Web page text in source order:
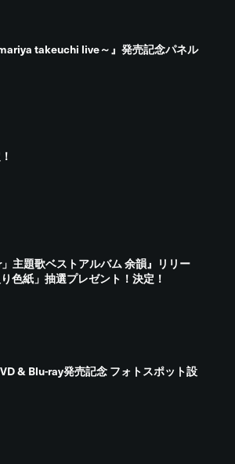
takeuchi live～』発売記念パネル
主題歌ベストアルバム 余韻』リリー
色紙」抽選プレゼント！決定！
& Blu-ray発売記念 フォトスポット設